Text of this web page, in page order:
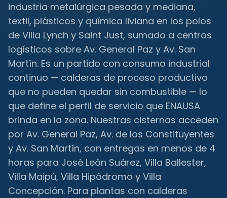
industria metalúrgica pesada y mediana,
textil, plásticos y química liviana en los polos
de Villa Lynch y Saint Just, sumado a centros
logísticos sobre Av. General Paz y Av. San
Martín. Es un partido con consumo industrial
continuo — calderas de proceso productivo
que no pueden quedar sin combustible — lo
que define el perfil de servicio que ENAUSA
brinda en la zona. Nuestras cisternas acceden
por Av. General Paz, Av. de los Constituyentes
y Av. San Martín, con entregas en menos de 4
horas para José León Suárez, Villa Ballester,
Villa Maipú, Villa Hipódromo y Villa
Concepción. Para plantas con calderas